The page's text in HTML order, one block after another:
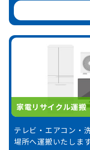
家電リサイクル運搬
テレビ・エアコン・
場所へ運搬いたします